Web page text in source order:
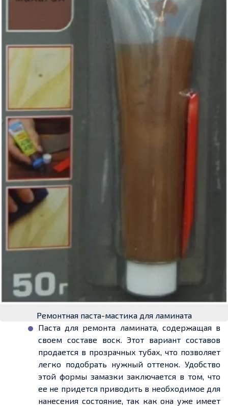
Ремонтная паста-мастика для ламината
Паста для ремонта ламината, содержащая в
своем составе воск. Этот вариант составов
продается в прозрачных тубах, что позволяет
легко подобрать нужный оттенок. Удобство
этой формы замазки заключается в том, что
ее не придется приводить в необходимое для
нанесения состояние, так как она уже имеет